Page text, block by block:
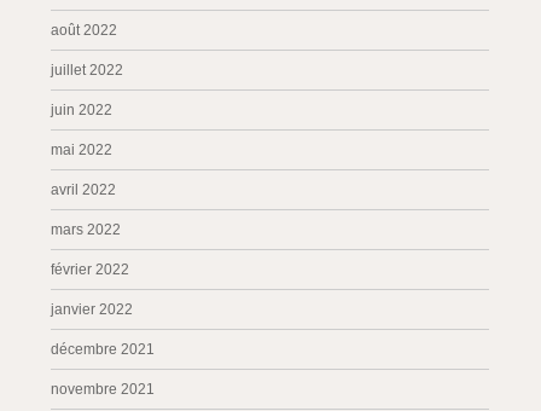
août 2022
juillet 2022
juin 2022
mai 2022
avril 2022
mars 2022
février 2022
janvier 2022
décembre 2021
novembre 2021